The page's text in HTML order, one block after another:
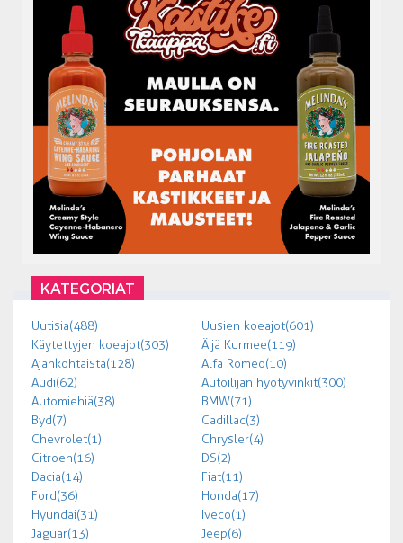
KATEGORIAT
Uutisia (488)
Uusien koeajot (601)
Käytettyjen koeajot (303)
Äijä Kurmee (119)
Ajankohtaista (128)
Alfa Romeo (10)
Audi (62)
Autoilijan hyötyvinkit (300)
Automiehiä (38)
BMW (71)
Byd (7)
Cadillac (3)
Chevrolet (1)
Chrysler (4)
Citroen (16)
DS (2)
Dacia (14)
Fiat (11)
Ford (36)
Honda (17)
Hyundai (31)
Iveco (1)
Jaguar (13)
Jeep (6)